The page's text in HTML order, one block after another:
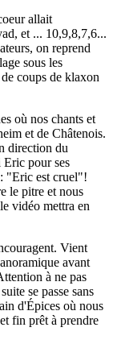
allait
et ... 10,9,8,7,6...
on reprend
sous les
coups de klaxon
où nos chants et
et de Châtenois.
direction du
Eric pour ses
"Eric est cruel"!
le pitre et nous
vidéo mettra en
Vient
avant
à ne pas
se passe sans
d'Épices où nous
fin prêt à prendre